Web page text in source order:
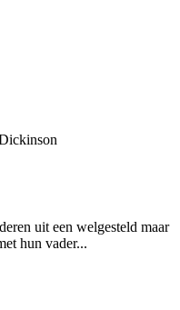
uit een welgesteld maar
hun vader...